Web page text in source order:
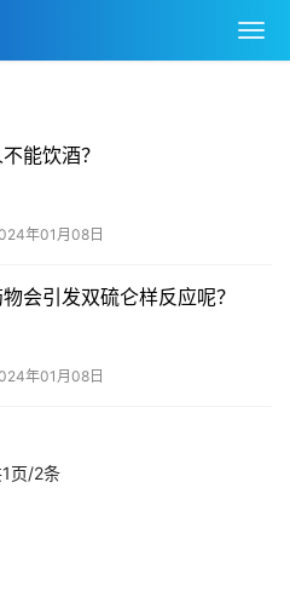
能饮酒？
年01月08日
会引发双硫仑样反应呢？
年01月08日
页/2条